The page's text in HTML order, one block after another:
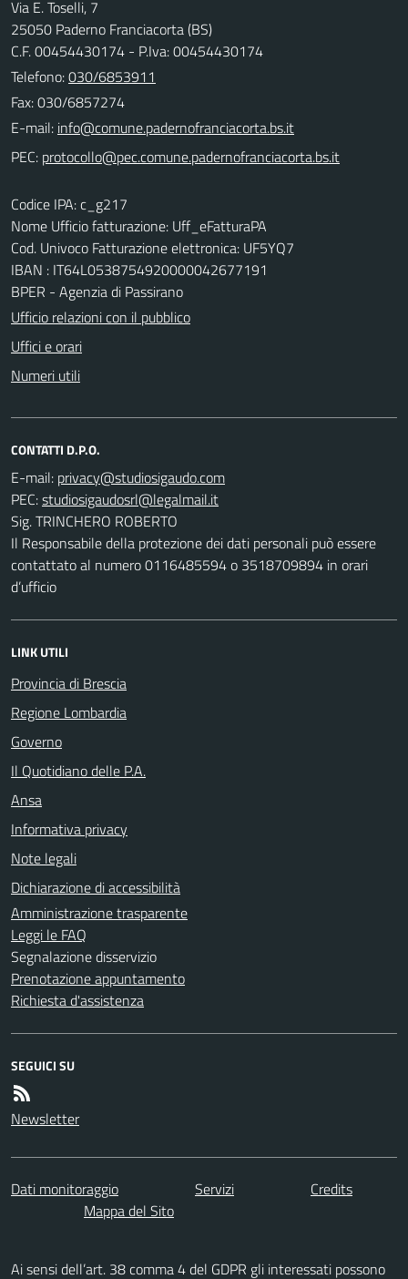
Via E. Toselli, 7
25050 Paderno Franciacorta (BS)
C.F. 00454430174 - P.Iva: 00454430174
Telefono:030/6853911
Fax: 030/6857274
E-mail:
PEC:
Codice IPA: c_g217
Nome Ufficio fatturazione: Uff_eFatturaPA
Cod. Univoco Fatturazione elettronica: UF5YQ7
IBAN : IT64L0538754920000042677191
BPER - Agenzia di Passirano
Ufficio relazioni con il pubblico
Uffici e orari
Numeri utili
CONTATTI D.P.O.
E-mail:
PEC:
Sig. TRINCHERO ROBERTO
Il Responsabile della protezione dei dati personali può essere
contattato al numero 0116485594 o 3518709894 in orari
d’ufficio
LINK UTILI
Provincia di Brescia
Regione Lombardia
Governo
Il Quotidiano delle P.A.
Ansa
Informativa privacy
Note legali
Dichiarazione di accessibilità
Amministrazione trasparente
Leggi le FAQ
Segnalazione disservizio
Prenotazione appuntamento
Richiesta d'assistenza
SEGUICI SU
Newsletter
Dati monitoraggio Servizi
Credits
Mappa del Sito
Ai sensi dell’art. 38 comma 4 del GDPR gli interessati possono